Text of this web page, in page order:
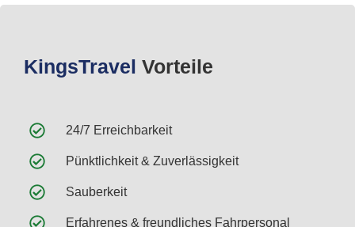
KingsTravel Vorteile
24/7 Erreichbarkeit
Pünktlichkeit & Zuverlässigkeit
Sauberkeit
Erfahrenes & freundliches Fahrpersonal